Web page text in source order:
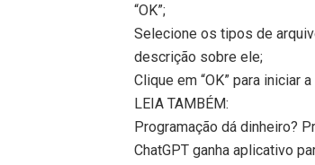
“OK”;
Selecione os tipos de
descrição sobre ele;
Clique em “OK” para iniciar
LEIA TAMBÉM:
Programação dá dinheiro?
ChatGPT ganha aplicativo